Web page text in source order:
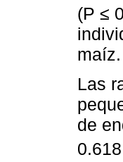
(P ≤
maíz.
Las
de